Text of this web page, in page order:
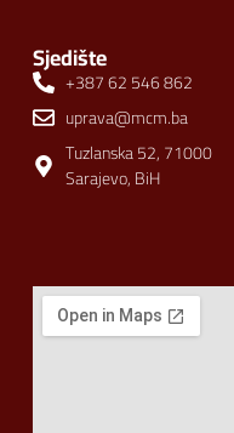
Sjedište
+387 62 546 862
uprava@mcm.ba
Tuzlanska 52, 71000
Sarajevo, BiH